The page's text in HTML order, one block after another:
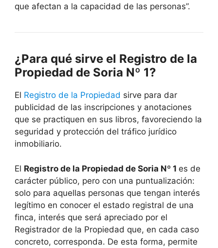
que afectan a la capacidad de las personas”.
¿Para qué sirve el Registro de la
Propiedad de Soria Nº 1?
El Registro de la Propiedad sirve para dar
publicidad de las inscripciones y anotaciones
que se practiquen en sus libros, favoreciendo la
seguridad y protección del tráfico jurídico
inmobiliario.
El Registro de la Propiedad de Soria Nº 1 es de
carácter público, pero con una puntualización:
solo para aquellas personas que tengan interés
legítimo en conocer el estado registral de una
finca, interés que será apreciado por el
Registrador de la Propiedad que, en cada caso
concreto, corresponda. De esta forma, permite